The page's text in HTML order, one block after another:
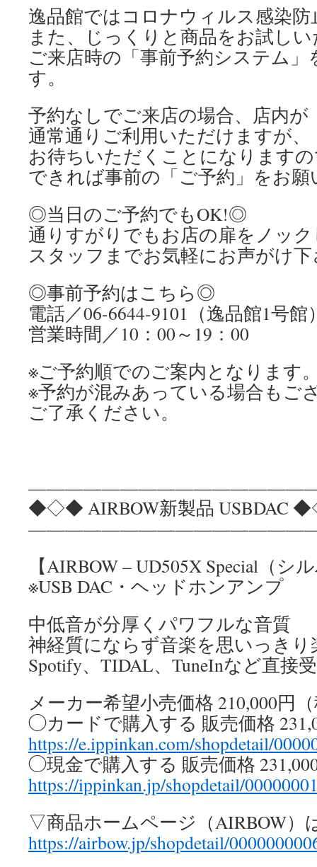
逸品館ではコロナウィルス感染
また、じっくりと商品をお試し
ご来店時の「事前予約システム
す。
予約なしでご来店の場合、店内
通常通りご利用いただけますが
お待ちいただくことになります
できれば事前の「ご予約」をお
◎当日のご予約でもOK!◎
通りすがりでもお店の扉をノッ
スタッフまでお気軽にお声がけ
◎事前予約はこちら◎
電話／06-6644-9101（逸品館1号館
営業時間／10：00～19：00
※ご予約順でのご案内となります
※予約が混みあっている場合もご
ご了承ください。
◆◇◆ AIRBOW新製品 USBDAC
【AIRBOW – UD505X Special（シ
※USB DAC・ヘッドホンアンプ
中低音が分厚くパワフルな音質
神経質にならず音楽を思いっきり
Spotify、TIDAL、TuneInなど直接
メーカー希望小売価格 210,000円
◯カードで購入する 販売価格
https://e.ippinkan.com/shopdetail/
◯現金で購入する 販売価格
https://ippinkan.jp/shopdetail/
▽商品ホームページ（AIRBOW）
https://airbow.jp/shopdetail/